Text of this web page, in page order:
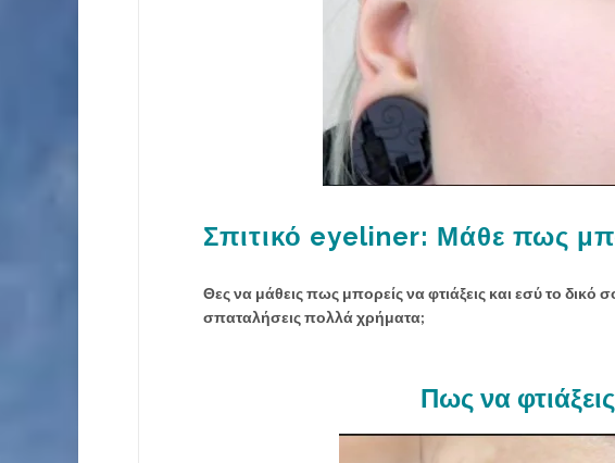
Σπιτικό eyeliner: Μάθε πως
Θες να μάθεις πως μπορείς να φτιάξεις και εσύ το δικό
σπαταλήσεις πολλά χρήματα;
Πως να